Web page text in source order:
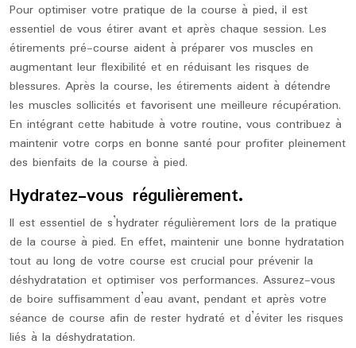
Pour optimiser votre pratique de la course à pied, il est
essentiel de vous étirer avant et après chaque session. Les
étirements pré-course aident à préparer vos muscles en
augmentant leur flexibilité et en réduisant les risques de
blessures. Après la course, les étirements aident à détendre
les muscles sollicités et favorisent une meilleure récupération.
En intégrant cette habitude à votre routine, vous contribuez à
maintenir votre corps en bonne santé pour profiter pleinement
des bienfaits de la course à pied.
Hydratez-vous régulièrement.
Il est essentiel de s’hydrater régulièrement lors de la pratique
de la course à pied. En effet, maintenir une bonne hydratation
tout au long de votre course est crucial pour prévenir la
déshydratation et optimiser vos performances. Assurez-vous
de boire suffisamment d’eau avant, pendant et après votre
séance de course afin de rester hydraté et d’éviter les risques
liés à la déshydratation.